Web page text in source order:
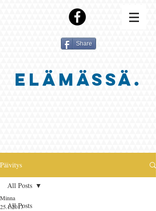
Share
ELÄMÄSSÄ.
Päivitys
All Posts
All Posts
Minna
25.1.2017